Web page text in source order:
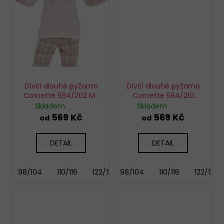
Dívčí dlouhé pyžamo
Cornette 594/202 My
Friend
Skladem
od 569 Kč
DETAIL
98/104 110/116 122/128 134/140 146/152
Dívčí dlouhé pyžamo
Cornette 594/210
Friendship
Skladem
od 569 Kč
DETAIL
98/104 110/116 122/128